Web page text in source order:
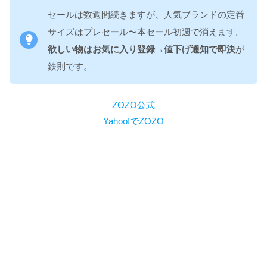
セールは数週間続きますが、人気ブランドの定番
サイズはプレセール〜本セール初週で消えます。
欲しい物はお気に入り登録→値下げ通知で即決が
鉄則です。
ZOZO公式
Yahoo!でZOZO